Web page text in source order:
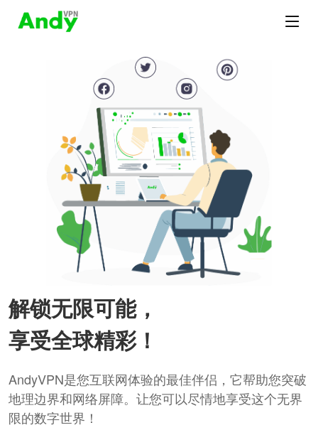
解锁无限可能，
享受全球精彩！
AndyVPN是您互联网体验的最佳伴侣，它帮助您突破
地理边界和网络屏障。让您可以尽情地享受这个无界
限的数字世界！